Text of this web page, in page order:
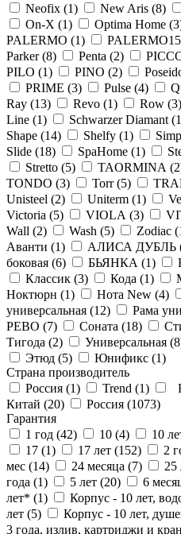
Neofix (1) New Aris (8)
On-X (1) Optima Home (3
PALERMO (1)
Parker (8) Penta (2)
PILO (1) PINO (2)
PRIME (3) Pulse (4)
Ray (13) Revo (1) Row (3)
Line (1) Schwarzer Diamant (1
Shape (14) Shelfy (1)
Slide (18) SpaHome (1)
Stretto (5) TAORMINA (2
TONDO (3) Torr (5)
Unisteel (2) Uniterm (1)
Victoria (5) VIOLA (3)
Wall (2) Wash (5) Zodiac (
Аванти (1) АЛИСА ДУБЛЬ
боковая (6) БЬЯНКА (1)
Классик (3) Кода (1)
Ноктюрн (1) Нота New (4)
универсальная (12) Рама
РЕВО (7) Соната (18)
Тигода (2) Универсальная (8
Этюд (5) Юнификс (1)
Страна производитель
Россия (1) Trend (1)
Китай (20) Россия (1073)
Гарантия
1 год (42) 10 (4) 10
17 (1) 17 лет (152) 2
мес (14) 24 месяца (7) 25
года (1) 5 лет (20) 6
лет* (1)
Корпус - 10 лет,
лет (5)
Корпус - 10 лет,
3 года, излив, картриджи и